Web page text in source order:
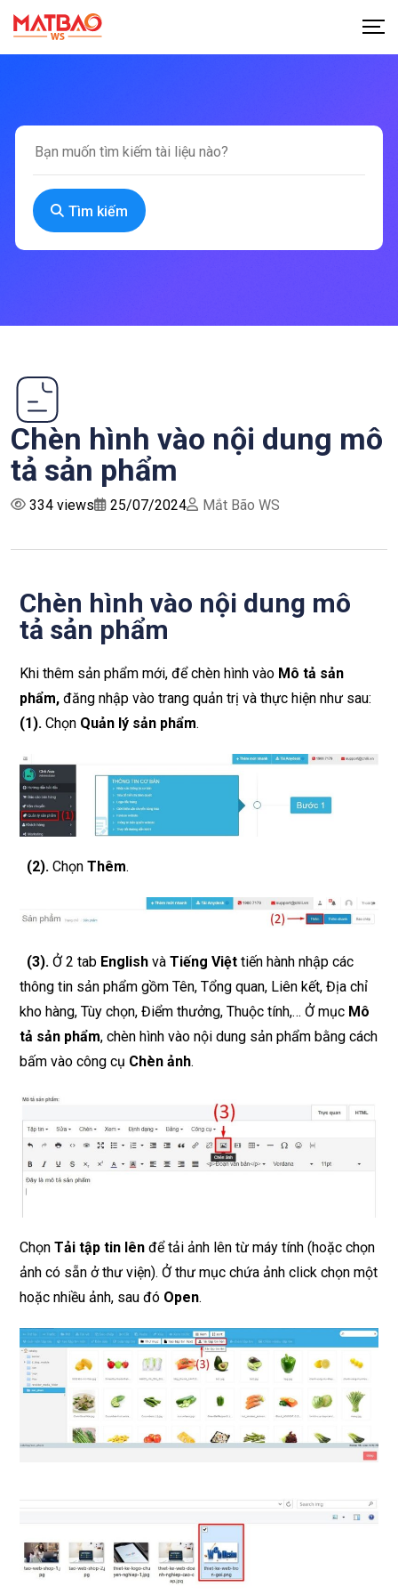
Tìm kiếm
Chèn hình vào nội dung mô
tả sản phẩm
334 views 25/07/2024 Mắt Bão WS
Chèn hình vào nội dung mô
tả sản phẩm
Khi thêm sản phẩm mới, để chèn hình vào Mô tả sản
phẩm, đăng nhập vào trang quản trị và thực hiện như sau:
(1). Chọn Quản lý sản phẩm.
(2). Chọn Thêm.
(3). Ở 2 tab English và Tiếng Việt tiến hành nhập các
thông tin sản phẩm gồm Tên, Tổng quan, Liên kết, Địa chỉ
kho hàng, Tùy chọn, Điểm thưởng, Thuộc tính,… Ở mục Mô
tả sản phẩm, chèn hình vào nội dung sản phẩm bằng cách
bấm vào công cụ Chèn ảnh.
Chọn Tải tập tin lên để tải ảnh lên từ máy tính (hoặc chọn
ảnh có sẵn ở thư viện). Ở thư mục chứa ảnh click chọn một
hoặc nhiều ảnh, sau đó Open.